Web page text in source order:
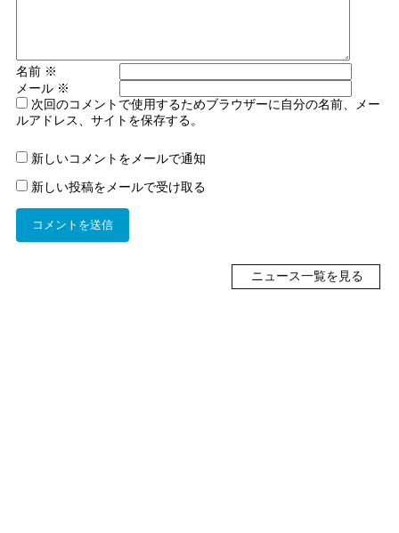
名前 ※
メール ※
次回のコメントで使用するためブラウザーに自分の名前、メー
ルアドレス、サイトを保存する。
新しいコメントをメールで通知
新しい投稿をメールで受け取る
ニュース一覧を見る